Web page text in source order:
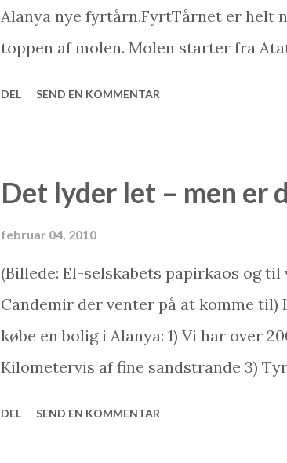
avisoverskrifer. I Tyrkiet dog blot en
dagens første kop kaffe. Men er
Alanya nye fyrtårn.FyrtTårnet er helt
toppen af molen. Molen starter fra
mærke i den blå himmel på billedet.
siger velkommen til blå himmel og 22
skrevet af 2Base Ejendomsmægler &
på nettet: Salg af ferieboliger:
www.my2base.com Online Shop:
gøre for dig? Som en af de mest
DEL SEND EN KOMMENTAR
Det lyder let – men er
februar 04, 2010
(Billede: El-selskabets papirkaos og
Candemir der venter på at komme til)
købe en bolig i Alanya: 1) Vi har over
Kilometervis af fine sandstrande 3)
DEL SEND EN KOMMENTAR